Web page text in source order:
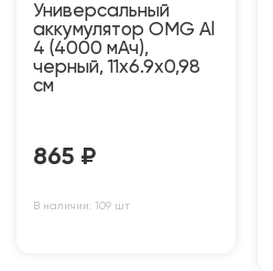
Универсальный
аккумулятор OMG Al
4 (4000 мАч),
черный, 11х6.9х0,98
см
865 ₽
В наличии: 109 шт